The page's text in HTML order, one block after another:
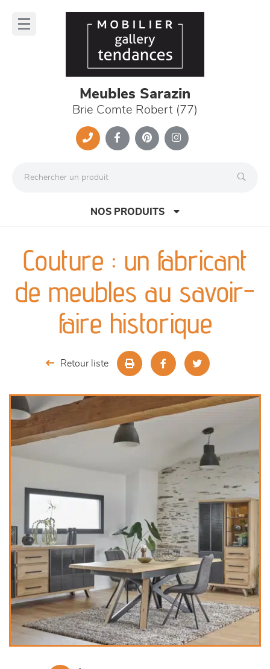
Meubles Sarazin
Brie Comte Robert (77)
NOS PRODUITS
canapés et fauteuils
séjours
chambres et dressing
décoration
Couture : un fabricant
de meubles au savoir-
faire historique
Retour liste